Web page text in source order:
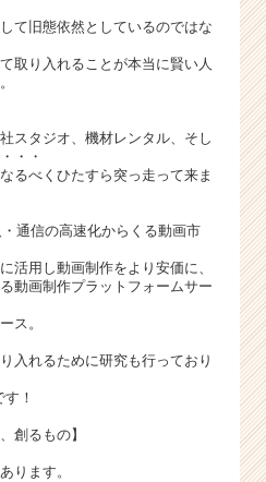
て旧態依然としているのではな
取り入れることが本当に賢い人
スタジオ、機材レンタル、そし
・・
るべくひたすら突っ走って来ま
通信の高速化からくる動画市
活用し動画制作をより安価に、
動画制作プラットフォームサー
ス。
入れるために研究も行っており
！
創るもの】
ります。